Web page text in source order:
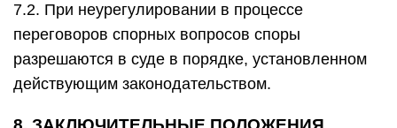
7.2. При неурегулировании в процессе
переговоров спорных вопросов споры
разрешаются в суде в порядке, установленном
действующим законодательством.